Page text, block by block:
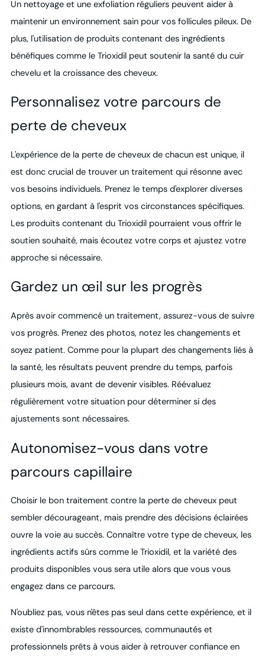
Un nettoyage et une exfoliation réguliers peuvent aider à
maintenir un environnement sain pour vos follicules pileux. De
plus, l'utilisation de produits contenant des ingrédients
bénéfiques comme le Trioxidil peut soutenir la santé du cuir
chevelu et la croissance des cheveux.
Personnalisez votre parcours de
perte de cheveux
L'expérience de la perte de cheveux de chacun est unique, il
est donc crucial de trouver un traitement qui résonne avec
vos besoins individuels. Prenez le temps d'explorer diverses
options, en gardant à l'esprit vos circonstances spécifiques.
Les produits contenant du Trioxidil pourraient vous offrir le
soutien souhaité, mais écoutez votre corps et ajustez votre
approche si nécessaire.
Gardez un œil sur les progrès
Après avoir commencé un traitement, assurez-vous de suivre
vos progrès. Prenez des photos, notez les changements et
soyez patient. Comme pour la plupart des changements liés à
la santé, les résultats peuvent prendre du temps, parfois
plusieurs mois, avant de devenir visibles. Réévaluez
régulièrement votre situation pour déterminer si des
ajustements sont nécessaires.
Autonomisez-vous dans votre
parcours capillaire
Choisir le bon traitement contre la perte de cheveux peut
sembler décourageant, mais prendre des décisions éclairées
ouvre la voie au succès. Connaître votre type de cheveux, les
ingrédients actifs sûrs comme le Trioxidil, et la variété des
produits disponibles vous sera utile alors que vous vous
engagez dans ce parcours.
N'oubliez pas, vous n'êtes pas seul dans cette expérience, et il
existe d'innombrables ressources, communautés et
professionnels prêts à vous aider à retrouver confiance en